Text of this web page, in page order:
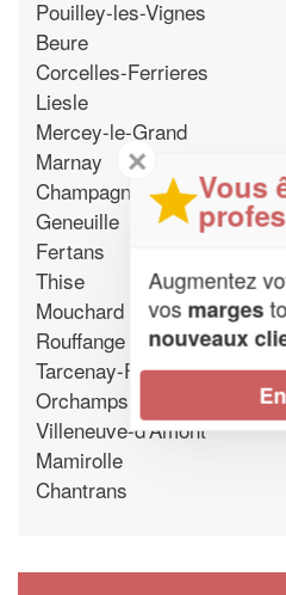
Pouilley-les-Vignes
Beure
Corcelles-Ferrieres
Liesle
Mercey-le-Grand
Marnay
Champagne-sur-Loue
Geneuille
Fertans
Thise
Mouchard
Rouffange
Tarcenay-Foucherans
Orchamps
Villeneuve-d'Amont
Mamirolle
Chantrans
✕
Vous
Augmentez
vos marges
nouveaux